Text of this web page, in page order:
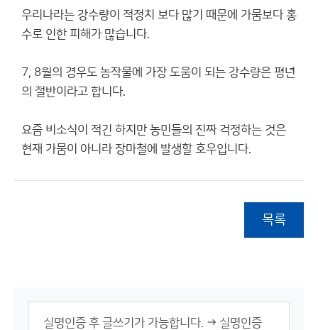
우리나라는 강수량이 적정치 보다 많기 때문에 가뭄보다 홍
수로 인한 피해가 많습니다.
7, 8월의 경우도 농작물에 가장 도움이 되는 강수량은 평년
의 절반이라고 합니다.
요즘 비소식이 적긴 하지만 농민들의 진짜 걱정하는 것은
현재 가뭄이 아니라 장마철에 발생할 호우입니다.
목록